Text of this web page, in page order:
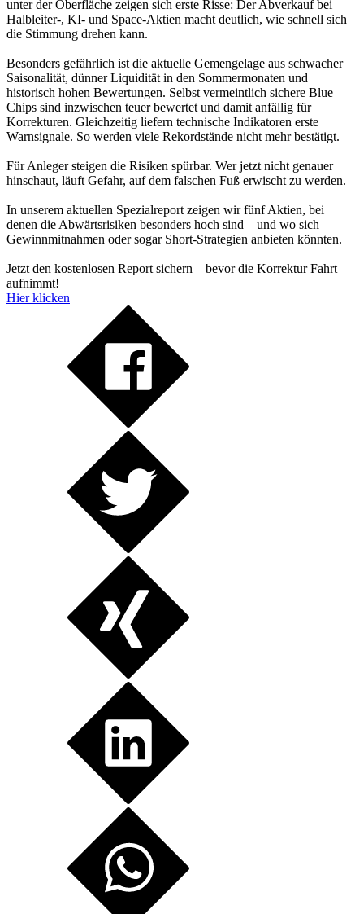
unter der Oberfläche zeigen sich erste Risse: Der Abverkauf bei
Halbleiter-, KI- und Space-Aktien macht deutlich, wie schnell sich
die Stimmung drehen kann.
Besonders gefährlich ist die aktuelle Gemengelage aus schwacher
Saisonalität, dünner Liquidität in den Sommermonaten und
historisch hohen Bewertungen. Selbst vermeintlich sichere Blue
Chips sind inzwischen teuer bewertet und damit anfällig für
Korrekturen. Gleichzeitig liefern technische Indikatoren erste
Warnsignale. So werden viele Rekordstände nicht mehr bestätigt.
Für Anleger steigen die Risiken spürbar. Wer jetzt nicht genauer
hinschaut, läuft Gefahr, auf dem falschen Fuß erwischt zu werden.
In unserem aktuellen Spezialreport zeigen wir fünf Aktien, bei
denen die Abwärtsrisiken besonders hoch sind – und wo sich
Gewinnmitnahmen oder sogar Short-Strategien anbieten könnten.
Jetzt den kostenlosen Report sichern – bevor die Korrektur Fahrt
aufnimmt!
Hier klicken